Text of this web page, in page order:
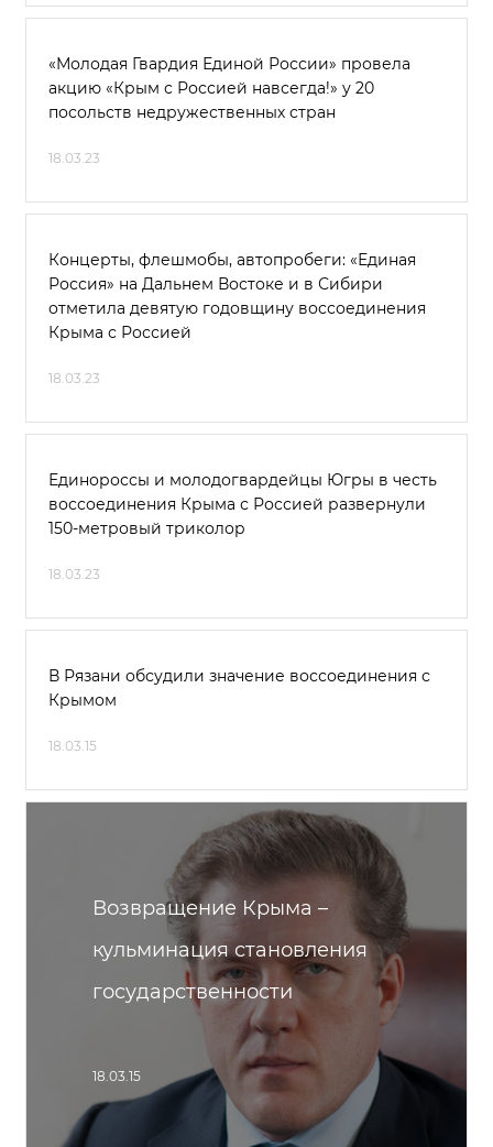
«Молодая Гвардия Единой России» провела
акцию «Крым с Россией навсегда!» у 20
посольств недружественных стран
18.03.23
Концерты, флешмобы, автопробеги: «Единая
Россия» на Дальнем Востоке и в Сибири
отметила девятую годовщину воссоединения
Крыма с Россией
18.03.23
Единороссы и молодогвардейцы Югры в честь
воссоединения Крыма с Россией развернули
150-метровый триколор
18.03.23
В Рязани обсудили значение воссоединения с
Крымом
18.03.15
Возвращение Крыма –
кульминация становления
государственности
18.03.15